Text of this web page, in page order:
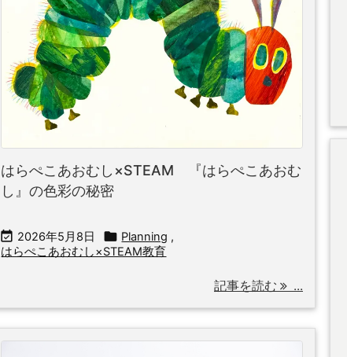
はらぺこあおむし×STEAM 『はらぺこあおむ
し』の色彩の秘密
 2026年5月8日  Planning ,
はらぺこあおむし×STEAM教育
記事を読む ...